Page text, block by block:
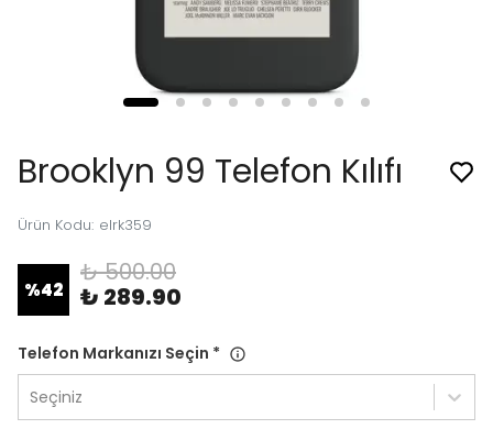
Brooklyn 99 Telefon Kılıfı
Ürün Kodu: elrk359
%42
₺ 500.00
₺ 289.90
Telefon Markanızı Seçin *
Seçiniz